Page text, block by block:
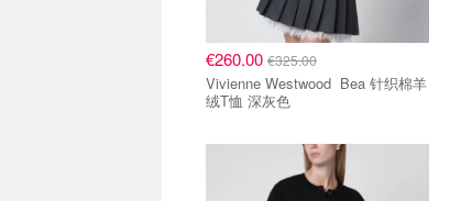
€260.00 €325.00
Vivienne Westwood Bea 针织棉羊
绒T恤 深灰色